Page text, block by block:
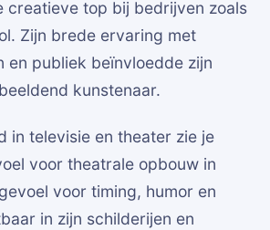
creatieve top bij bedrijven zoals
Zijn brede ervaring met
en publiek beïnvloedde zijn
kunstenaar.
in televisie en theater zie je
voor theatrale opbouw in
voor timing, humor en
in zijn schilderijen en